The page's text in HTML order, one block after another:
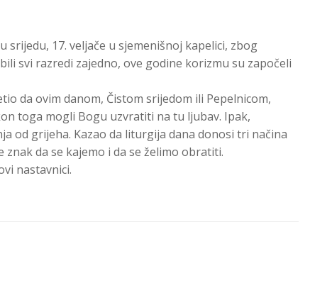
17. veljače u sjemenišnoj kapelici, zbog
svi razredi zajedno, ove godine korizmu su započeli
da ovim danom, Čistom srijedom ili Pepelnicom,
toga mogli Bogu uzvratiti na tu ljubav. Ipak,
od grijeha. Kazao da liturgija dana donosi tri načina
da se kajemo i da se želimo obratiti.
nastavnici.